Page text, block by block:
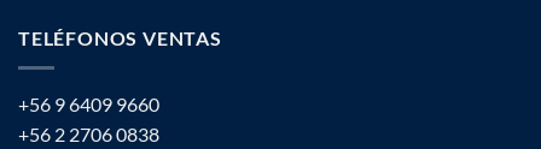
TELÉFONOS VENTAS
+56 9 6409 9660
+56 2 2706 0838